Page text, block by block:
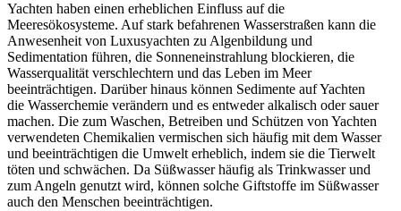
Yachten haben einen erheblichen Einfluss auf die
Meeresökosysteme. Auf stark befahrenen Wasserstraßen kann die
Anwesenheit von Luxusyachten zu Algenbildung und
Sedimentation führen, die Sonneneinstrahlung blockieren, die
Wasserqualität verschlechtern und das Leben im Meer
beeinträchtigen. Darüber hinaus können Sedimente auf Yachten
die Wasserchemie verändern und es entweder alkalisch oder sauer
machen. Die zum Waschen, Betreiben und Schützen von Yachten
verwendeten Chemikalien vermischen sich häufig mit dem Wasser
und beeinträchtigen die Umwelt erheblich, indem sie die Tierwelt
töten und schwächen. Da Süßwasser häufig als Trinkwasser und
zum Angeln genutzt wird, können solche Giftstoffe im Süßwasser
auch den Menschen beeinträchtigen.